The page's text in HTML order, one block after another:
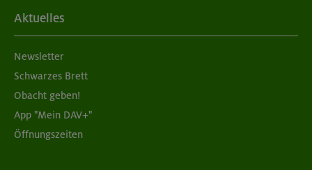
Aktuelles
Newsletter
Schwarzes Brett
Obacht geben!
App "Mein DAV+"
Öffnungszeiten